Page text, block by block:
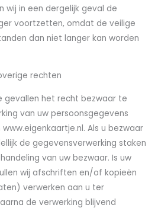
wij in een dergelijk geval de
voortzetten, omdat de veilige
dan niet langer kan worden
rechten
gevallen het recht bezwaar te
van uw persoonsgegevens
Als u bezwaar
de gegevensverwerking staken
van uw bezwaar. Is uw
wij afschriften en/of kopieën
verwerken aan u ter
de verwerking blijvend